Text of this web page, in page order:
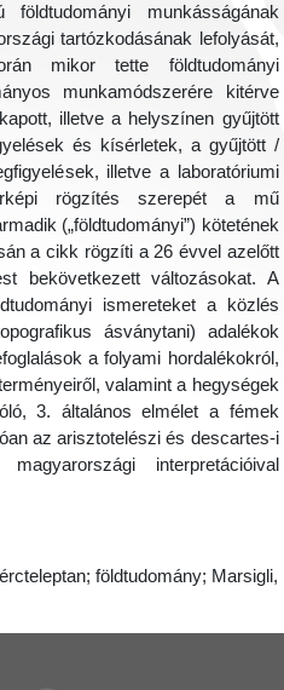
munkásságának
tartózkodásának lefolyását,
mikor tette földtudományi
munkamódszerére kitérve
illetve a helyszínen gyűjtött
és kísérletek, a gyűjtött /
illetve a laboratóriumi
rögzítés szerepét a mű
(„földtudományi”) kötetének
a cikk rögzíti a 26 évvel azelőtt
bekövetkezett változásokat. A
ismereteket a közlés
ásványtani) adalékok
a folyami hordalékokról,
valamint a hegységek
3. általános elmélet a fémek
az arisztotelészi és descartes-i
interpretációival
földtudomány; Marsigli,